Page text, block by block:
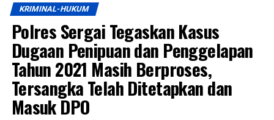
KRIMINAL-HUKUM
Polres Sergai Tegaskan Kasus
Dugaan Penipuan dan Penggelapan
Tahun 2021 Masih Berproses,
Tersangka Telah Ditetapkan dan
Masuk DPO